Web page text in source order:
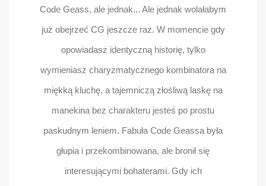
Code Geass, ale jednak... Ale jednak wolałabym
już obejrzeć CG jeszcze raz. W momencie gdy
opowiadasz identyczną historię, tylko
wymieniasz charyzmatycznego kombinatora na
miękką kluchę, a tajemniczą złośliwą laskę na
manekina bez charakteru jesteś po prostu
paskudnym leniem. Fabuła Code Geassa była
głupia i przekombinowana, ale bronił się
interesującymi bohaterami. Gdy ich